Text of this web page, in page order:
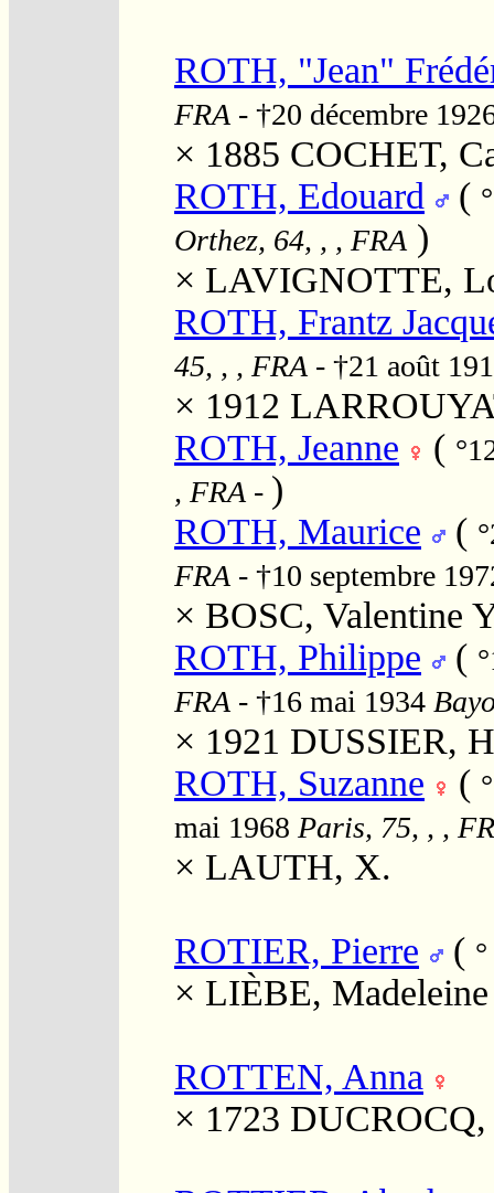
ROTH, "Jean"
FRA - †20 décembre
× 1885 COCHET,
ROTH, Edouard
(
Orthez, 64, , , FRA )
× LAVIGNOTTE,
ROTH, Frantz
45, , , FRA - †21 août
× 1912
ROTH, Jeanne
(
, FRA - )
ROTH, Maurice
(
FRA - †10 septembre
× BOSC, Valentine
ROTH, Philippe
(
FRA - †16 mai 1934
× 1921 DUSSIER,
ROTH, Suzanne
(
mai 1968 Paris, 75, , ,
× LAUTH, X.
ROTIER, Pierre ( °
× LIÈBE, Madeleine
ROTTEN, Anna
× 1723